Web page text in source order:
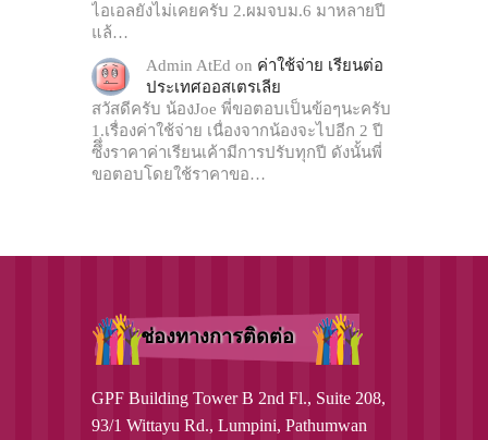
ไอเอลยังไม่เคยครับ 2.ผมจบม.6 มาหลายปี
แล้…
Admin AtEd on ค่าใช้จ่าย เรียนต่อ
ประเทศออสเตรเลีย
สวัสดีครับ น้องJoe พี่ขอตอบเป็นข้อๆนะครับ
1.เรื่องค่าใช้จ่าย เนื่องจากน้องจะไปอีก 2 ปี
ซึึ่งราคาค่าเรียนเค้ามีการปรับทุกปี ดังนั้นพี่
ขอตอบโดยใช้ราคาขอ…
ช่องทางการติดต่อ
GPF Building Tower B 2nd Fl., Suite 208,
93/1 Wittayu Rd., Lumpini, Pathumwan